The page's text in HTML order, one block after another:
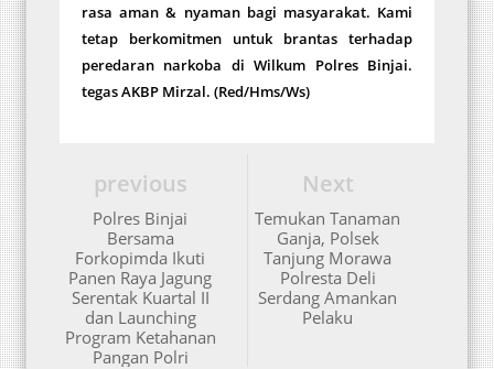
rasa aman & nyaman bagi masyarakat. Kami
tetap berkomitmen untuk brantas terhadap
peredaran narkoba di Wilkum Polres Binjai.
tegas AKBP Mirzal. (Red/Hms/Ws)
Next
Temukan Tanaman
Ganja, Polsek
Tanjung Morawa
Polresta Deli
Serdang Amankan
Pelaku
previous
Polres Binjai
Bersama
Forkopimda Ikuti
Panen Raya Jagung
Serentak Kuartal II
dan Launching
Program Ketahanan
Pangan Polri